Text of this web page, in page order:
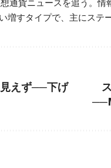
通貨ニュースを追う。
すタイプで、主にステ
えず──下げ